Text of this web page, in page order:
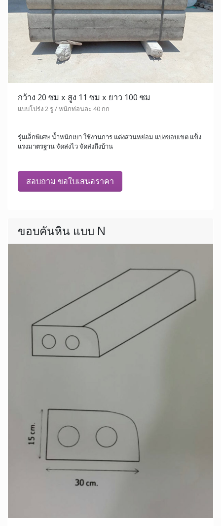
กว้าง 20 ซม x สูง 11 ซม x ยาว 100 ซม
แบบโปร่ง 2 รู / หนักท่อนละ 40 กก
รุ่นเล็กพิเศษ น้ำหนักเบา ใช้งานการ แต่งสวนหย่อม แบ่งขอบเขต แข็ง
แรงมาตรฐาน จัดส่งไว จัดส่งถึงบ้าน
สอบถาม ขอใบเสนอราคา
ขอบคันหิน แบบ N